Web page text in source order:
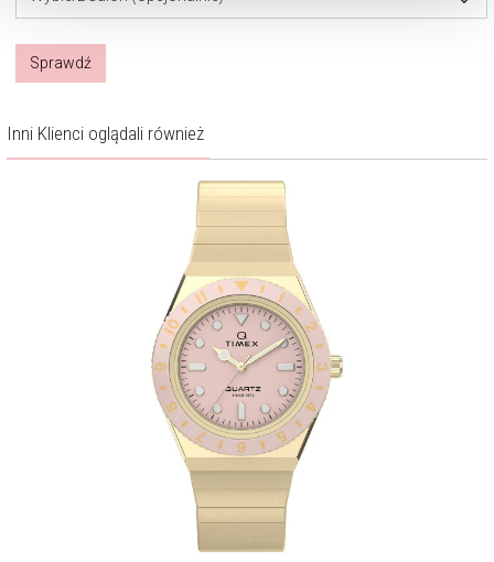
Sprawdź
Inni Klienci oglądali również